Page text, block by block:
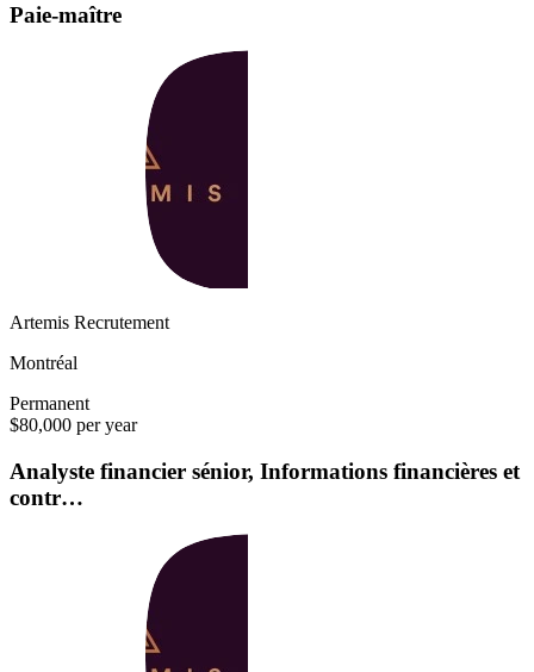
Paie-maître
Artemis Recrutement
Montréal
Permanent
$80,000 per year
Analyste financier sénior, Informations financières et
contr…